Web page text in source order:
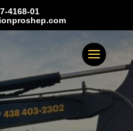
4168-01